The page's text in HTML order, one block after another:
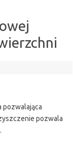
pozwalająca
pozwala